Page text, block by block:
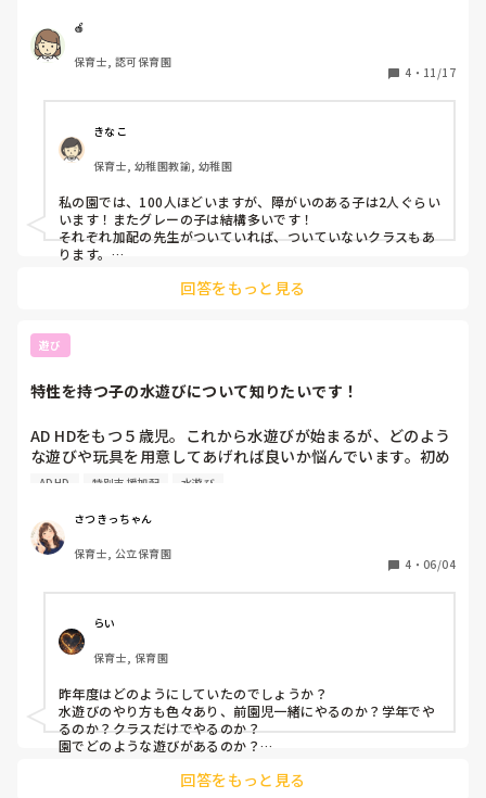
完全グレーの子と自閉症、アスペルガー、ADHD、知的障害
など勢揃いでわたし的には学びに繋がるのでいい事ですがや
はり色々と大変です。
をしているか知りたいです、
🍎
保育士, 認可保育園
4 ・ 11/17
きなこ
保育士, 幼稚園教諭, 幼稚園
私の園では、100人ほどいますが、障がいのある子は2人ぐらい
います！またグレーの子は結構多いです！
それぞれ加配の先生がついていれば、ついていないクラスもあ
ります。
イスをいただくということが、2.3ヶ月に一回あります。
回答をもっと見る
遊び
特性を持つ子の水遊びについて知りたいです！
AD HDをもつ５歳児。これから水遊びが始まるが、どのよう
な遊びや玩具を用意してあげれば良いか悩んでいます。初め
ての加配保育のため、いろんな方からお話が聞けると嬉しい
ADHD 特別支援加配 水遊び
さつきっちゃん
保育士, 公立保育園
4 ・ 06/04
らい
保育士, 保育園
昨年度はどのようにしていたのでしょうか？
水遊びのやり方も色々あり、前園児一緒にやるのか？学年でや
るのか？クラスだけでやるのか？
園でどのような遊びがあるのか？
水遊びが好きな子は多いと思いますが、スプリンクラーがあれ
回答をもっと見る